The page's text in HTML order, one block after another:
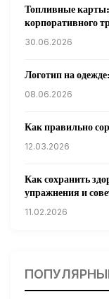
Топливные карты:
корпоративного
30.06.2026
Логотип на
08.06.2026
Как правильно
12.03.2026
Как сохранить
упражнения и
11.02.2026
31.01.2026